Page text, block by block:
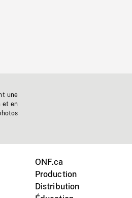
une
et en
ONF.ca
Production
Distribution